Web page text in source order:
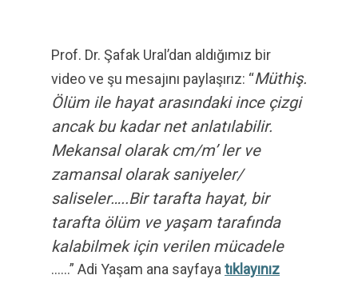
Prof. Dr. Şafak Ural’dan aldığımız bir
video ve şu mesajını paylaşırız: “Müthiş.
Ölüm ile hayat arasındaki ince çizgi
ancak bu kadar net anlatılabilir.
Mekansal olarak cm/m’ ler ve
zamansal olarak saniyeler/
saliseler…..Bir tarafta hayat, bir
tarafta ölüm ve yaşam tarafında
kalabilmek için verilen mücadele
……” Adi Yaşam ana sayfaya tıklayınız